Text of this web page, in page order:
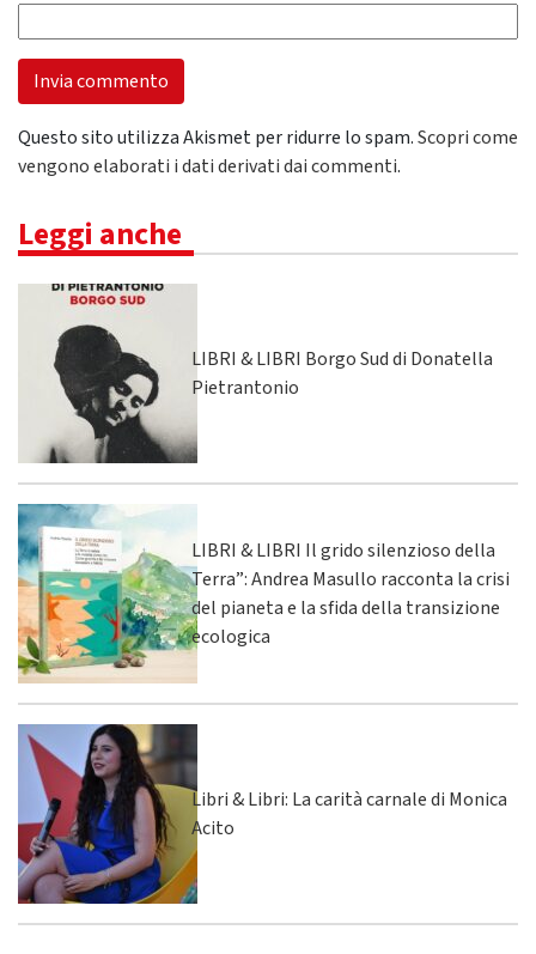
Questo sito utilizza Akismet per ridurre lo spam.Scopri come
vengono elaborati i dati derivati dai commenti.
Leggi anche
LIBRI & LIBRI Borgo Sud di Donatella
Pietrantonio
LIBRI & LIBRI Il grido silenzioso della
Terra”: Andrea Masullo racconta la crisi
del pianeta e la sfida della transizione
ecologica
Libri & Libri: La carità carnale di Monica
Acito